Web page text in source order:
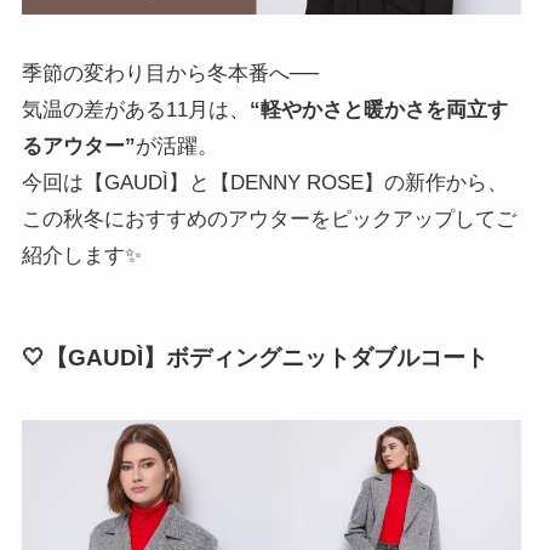
季節の変わり目から冬本番へ──
気温の差がある11月は、 “軽やかさと暖かさを両立す
るアウター”が活躍。
今回は【GAUDÌ】と【DENNY ROSE】の新作から、
この秋冬におすすめのアウターをピックアップしてご
紹介します✨
🤍【GAUDÌ】ボディングニットダブルコート